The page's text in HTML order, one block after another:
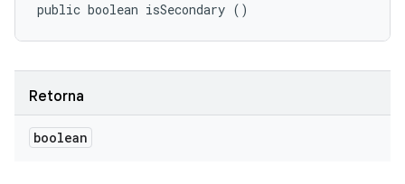
public boolean isSecondary ()
Retorna
boolean